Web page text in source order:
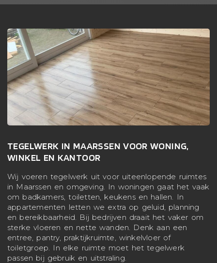
TEGELWERK IN MAARSSEN VOOR WONING,
WINKEL EN KANTOOR
Wij voeren tegelwerk uit voor uiteenlopende ruimtes
in Maarssen en omgeving. In woningen gaat het vaak
om badkamers, toiletten, keukens en hallen. In
appartementen letten we extra op geluid, planning
en bereikbaarheid. Bij bedrijven draait het vaker om
sterke vloeren en nette wanden. Denk aan een
entree, pantry, praktijkruimte, winkelvloer of
toiletgroep. In elke ruimte moet het tegelwerk
passen bij gebruik en uitstraling.